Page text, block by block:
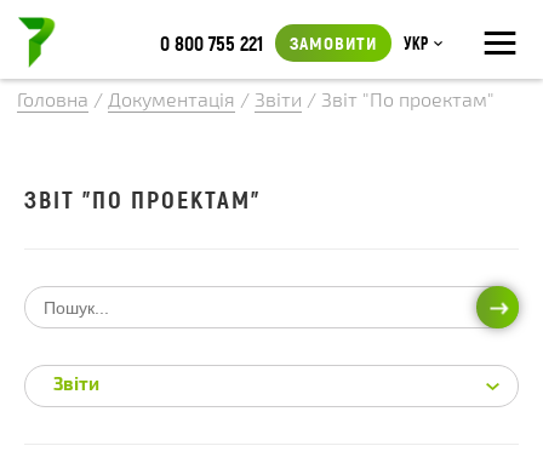
≡
0 800 755 221 ЗАМОВИТИ Укр
Головна / Документація / Звіти / Звіт "По проектам"
ЗВІТ "ПО ПРОЕКТАМ"
Звіти